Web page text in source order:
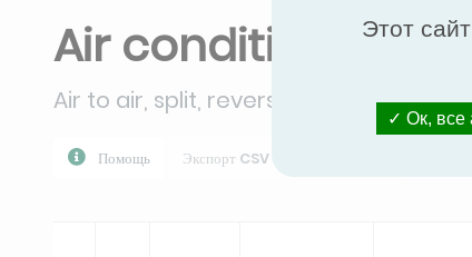
Air conditioners
Air to air, split, reversible (≤ 12 kW)
Помощь Экспорт CSV
Этот
Ок, все